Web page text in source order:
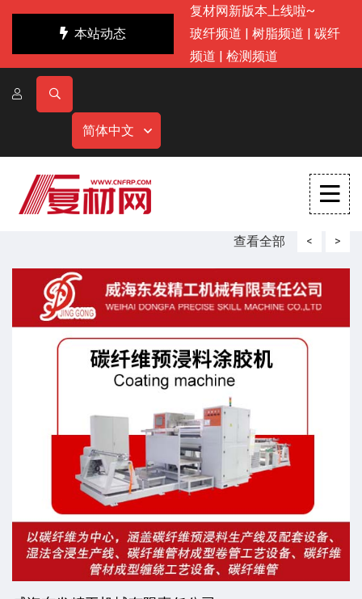
本站动态
复材网新版本上线啦~
玻纤频道 | 树脂频道 | 碳纤
频道 | 检测频道
简体中文
查看全部 < >